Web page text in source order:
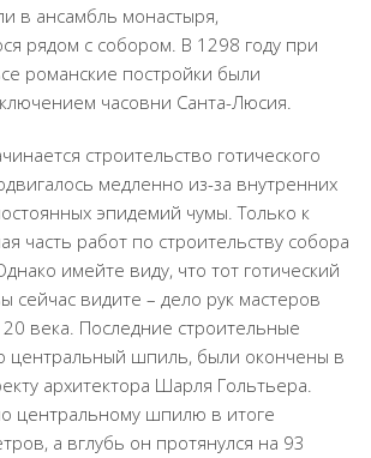
в ансамбль монастыря,
рядом с собором. В 1298 году при
романские постройки были
часовни Санта-Люсия.
строительство готического
медленно из-за внутренних
эпидемий чумы. Только к
часть работ по строительству собора
имейте виду, что тот готический
сейчас видите – дело рук мастеров
века. Последние строительные
центральный шпиль, были окончены в
архитектора Шарля Гольтьера.
центральному шпилю в итоге
а вглубь он протянулся на 93